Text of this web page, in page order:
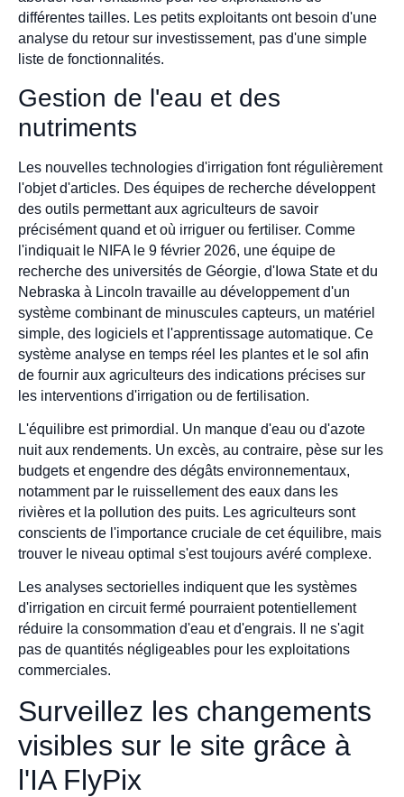
différentes tailles. Les petits exploitants ont besoin d'une
analyse du retour sur investissement, pas d'une simple
liste de fonctionnalités.
Gestion de l'eau et des
nutriments
Les nouvelles technologies d'irrigation font régulièrement
l'objet d'articles. Des équipes de recherche développent
des outils permettant aux agriculteurs de savoir
précisément quand et où irriguer ou fertiliser. Comme
l'indiquait le NIFA le 9 février 2026, une équipe de
recherche des universités de Géorgie, d'Iowa State et du
Nebraska à Lincoln travaille au développement d'un
système combinant de minuscules capteurs, un matériel
simple, des logiciels et l'apprentissage automatique. Ce
système analyse en temps réel les plantes et le sol afin
de fournir aux agriculteurs des indications précises sur
les interventions d'irrigation ou de fertilisation.
L'équilibre est primordial. Un manque d'eau ou d'azote
nuit aux rendements. Un excès, au contraire, pèse sur les
budgets et engendre des dégâts environnementaux,
notamment par le ruissellement des eaux dans les
rivières et la pollution des puits. Les agriculteurs sont
conscients de l'importance cruciale de cet équilibre, mais
trouver le niveau optimal s'est toujours avéré complexe.
Les analyses sectorielles indiquent que les systèmes
d'irrigation en circuit fermé pourraient potentiellement
réduire la consommation d'eau et d'engrais. Il ne s'agit
pas de quantités négligeables pour les exploitations
commerciales.
Surveillez les changements
visibles sur le site grâce à
l'IA FlyPix